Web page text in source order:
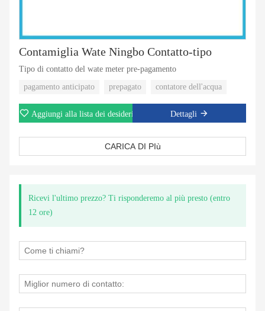
Contamiglia Wate Ningbo Contatto-tipo
Tipo di contatto del wate meter pre-pagamento
pagamento anticipato
prepagato contatore dell'acqua
Aggiungi alla lista dei desideri Dettagli
CARICA DI PIù
Ricevi l'ultimo prezzo? Ti risponderemo al più presto (entro
12 ore)